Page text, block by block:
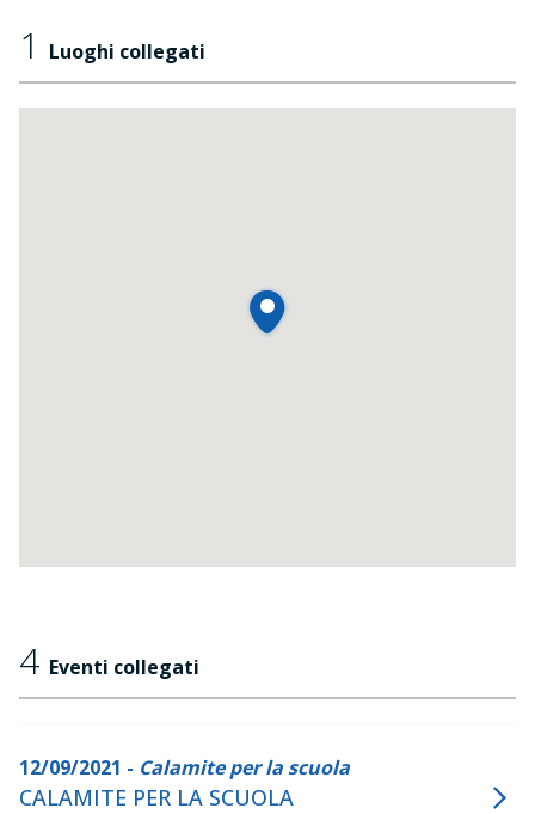
1 Luoghi collegati
4 Eventi collegati
12/09/2021 - Calamite per la scuola
CALAMITE PER LA SCUOLA